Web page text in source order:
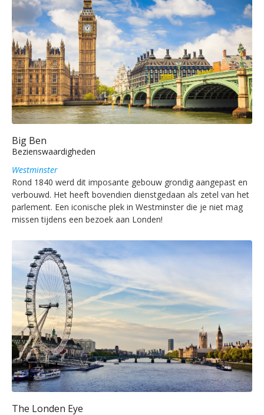
Big Ben
Bezienswaardigheden
Westminster
Rond 1840 werd dit imposante gebouw grondig aangepast en
verbouwd. Het heeft bovendien dienstgedaan als zetel van het
parlement. Een iconische plek in Westminster die je niet mag
missen tijdens een bezoek aan Londen!
The Londen Eye